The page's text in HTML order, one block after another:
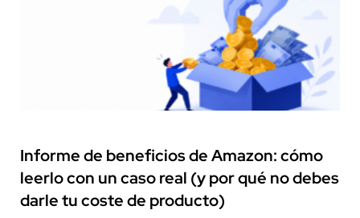
Informe de beneficios de Amazon: cómo
leerlo con un caso real (y por qué no debes
darle tu coste de producto)